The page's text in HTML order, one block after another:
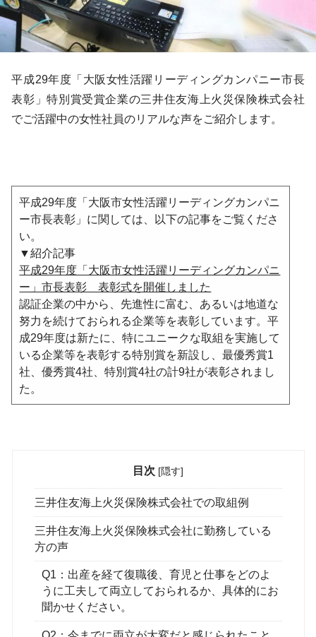
平成29年度「大阪女性活躍リーディングカンパニー市長
表彰」特別賞受賞企業の三井住友海上火災保険株式会社
でご活躍中の女性社員のリアルな声をご紹介します。
平成29年度「大阪市女性活躍リーディングカンパニ
ー市長表彰」に関しては、以下の記事をご覧くださ
い。
▼紹介記事
平成29年度「大阪市女性活躍リーディングカンパニ
ー」市長表彰 表彰式を開催しました
認証企業の中から、先進性に富む、あるいは地道な
努力を続けておられる企業等を表彰しています。平
成29年度は新たに、特にユニークな取組を実施して
いる企業等を表彰する特別賞を新設し、最優秀賞1
社、優秀賞4社、特別賞4社の計9社が表彰されまし
た。
目次 [隠す]
三井住友海上火災保険株式会社での取組例
三井住友海上火災保険株式会社に勤務している
方の声
Q1：出産を経て復職後、育児と仕事をどのよ
うに工夫して両立しておられるか、具体的にお
聞かせください。